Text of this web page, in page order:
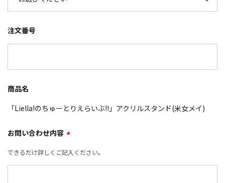
注文番号
商品名
「Liella!のちゅーとりえらいぶ!!」アクリルスタンド(米女メイ)
お問い合わせ内容 *
できるだけ詳しくご記入ください。